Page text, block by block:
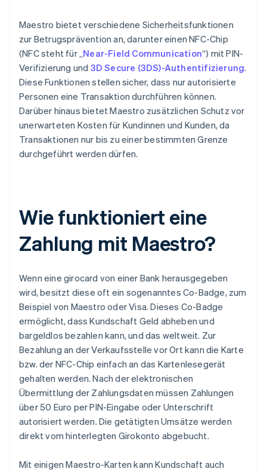
Maestro bietet verschiedene Sicherheitsfunktionen
zur Betrugsprävention an, darunter einen NFC-Chip
(NFC steht für „Near-Field Communication“) mit PIN-
Verifizierung und 3D Secure (3DS)-Authentifizierung.
Diese Funktionen stellen sicher, dass nur autorisierte
Personen eine Transaktion durchführen können.
Darüber hinaus bietet Maestro zusätzlichen Schutz vor
unerwarteten Kosten für Kundinnen und Kunden, da
Transaktionen nur bis zu einer bestimmten Grenze
durchgeführt werden dürfen.
Wie funktioniert eine
Zahlung mit Maestro?
Wenn eine girocard von einer Bank herausgegeben
wird, besitzt diese oft ein sogenanntes Co-Badge, zum
Beispiel von Maestro oder Visa. Dieses Co-Badge
ermöglicht, dass Kundschaft Geld abheben und
bargeldlos bezahlen kann, und das weltweit. Zur
Bezahlung an der Verkaufsstelle vor Ort kann die Karte
bzw. der NFC-Chip einfach an das Kartenlesegerät
gehalten werden. Nach der elektronischen
Übermittlung der Zahlungsdaten müssen Zahlungen
über 50 Euro per PIN-Eingabe oder Unterschrift
autorisiert werden. Die getätigten Umsätze werden
direkt vom hinterlegten Girokonto abgebucht.
Mit einigen Maestro-Karten kann Kundschaft auch